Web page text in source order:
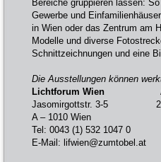
Bereiche gruppieren lassen:
Gewerbe und
in Wien oder das Zentrum am
Modelle und diverse
Schnittzeichnungen und eine
Die Ausstellungen können
Lichtforum Wien
Jasomirgottstr. 3-5 21.
A – 1010 Wien Mo -
Tel: 0043 (1) 532 1047 0
E-Mail: lifwien@zumtobel.at